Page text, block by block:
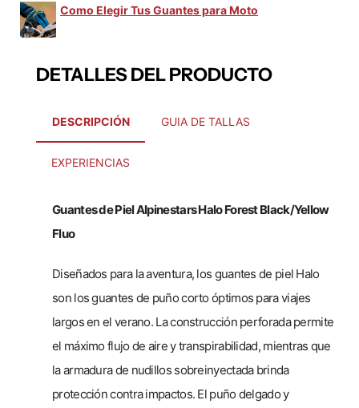
Como Elegir Tus Guantes para Moto
DETALLES DEL PRODUCTO
DESCRIPCIÓN GUIA DE TALLAS
EXPERIENCIAS
Guantes de Piel Alpinestars Halo Forest Black/Yellow
Fluo
Diseñados para la aventura, los guantes de piel Halo
son los guantes de puño corto óptimos para viajes
largos en el verano. La construcción perforada permite
el máximo flujo de aire y transpirabilidad, mientras que
la armadura de nudillos sobreinyectada brinda
protección contra impactos. El puño delgado y